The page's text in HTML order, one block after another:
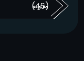
مدونة
(46)